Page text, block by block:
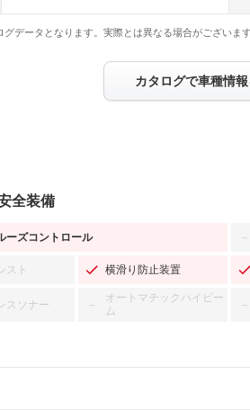
データとなります。実際とは異なる場合がございま
カタログで車種情
全装備
ーズコントロール －
スト 横滑り防止装置
スソナー －
オートマチックハイビー
ム
－